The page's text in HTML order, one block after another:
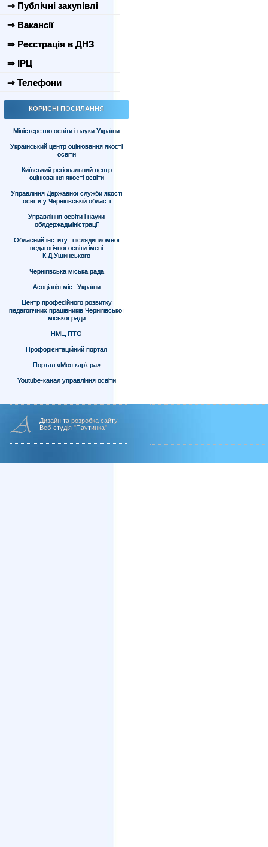
⇒ Публічні закупівлі
⇒ Вакансії
⇒ Реєстрація в ДНЗ
⇒ ІРЦ
⇒ Телефони
КОРИСНІ ПОСИЛАННЯ
Міністерство освіти і науки України
Український центр оцінювання якості
освіти
Київський регіональний центр
оцінювання якості освіти
Управління Державної служби якості
освіти у Чернігівській області
Управління освіти і науки
облдержадміністрації
Обласний інститут післядипломної
педагогічної освіти імені
К.Д.Ушинського
Чернігівська міська рада
Асоціація міст України
Центр професійного розвитку
педагогічних працівників Чернігівської
міської ради
НМЦ ПТО
Профорієнтаційний портал
Портал «Моя кар’єра»
Youtube-канал управління освіти
Дизайн та розробка сайту
Веб-студія "Паутинка"